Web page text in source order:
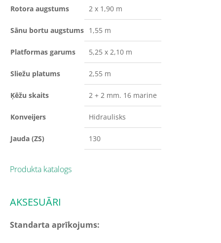
Rotora augstums 2 x 1,90 m
Sānu bortu augstums 1,55 m
Platformas garums 5,25 x 2,10 m
Sliežu platums 2,55 m
Ķēžu skaits 2 + 2 mm. 16 marine
Konveijers Hidraulisks
Jauda (ZS) 130
Produkta katalogs
AKSESUĀRI
Standarta aprīkojums: